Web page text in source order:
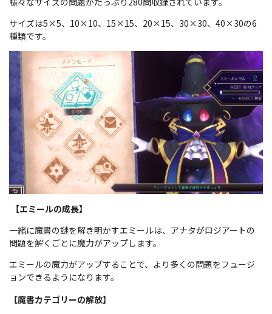
サイズは5×5、10×10、15×15、20×15、30×30、40×30の6
種類です。
【エミールの成長】
一緒に魔書の謎を解き明かすエミールは、アナタがロジアートの
問題を解くごとに魔力がアップします。
エミールの魔力がアップすることで、より多くの問題をフュージ
ョンできるようになります。
【魔書カテゴリーの解放】